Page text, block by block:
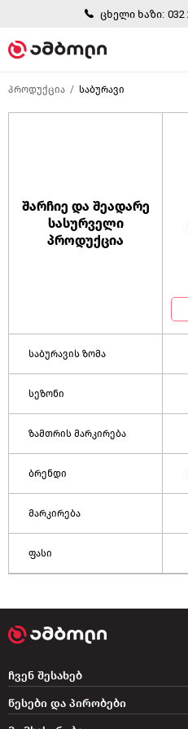
ცხელი ხაზი: 032
პროდუქცია საბურავი
შარჩიე და შეადარე
სასურველი
პროდუქცია
საბურავის ზომა
სეზონი
ზამთრის მარკირება
ბრენდი
მარკირება
ფასი
ჩვენ შესახებ
წესები და პირობები